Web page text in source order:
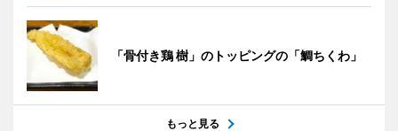
「骨付き鶏 樹」のトッピングの「鯛ちくわ」
もっと見る